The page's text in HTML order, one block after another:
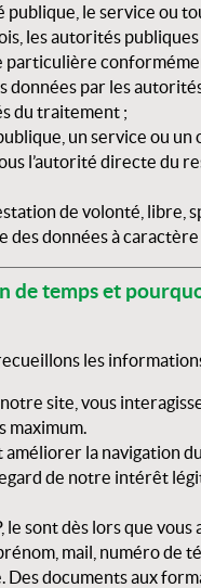
publique, le service ou
les autorités
par les
du traitement ;
un service ou
l’autorité directe du
de volonté, libre,
données à
de temps et
les
site, vous
maximum.
la navigation
de notre intérêt
sont dès lors que
mail, numéro de
documents aux